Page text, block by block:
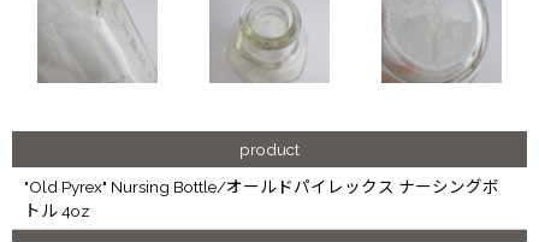
product
"Old Pyrex" Nursing Bottle/オールドパイレックス ナーシングボ
トル 4oz